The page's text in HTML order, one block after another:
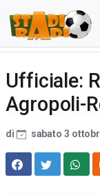
Ufficiale:
Agropoli-
di sabato 3